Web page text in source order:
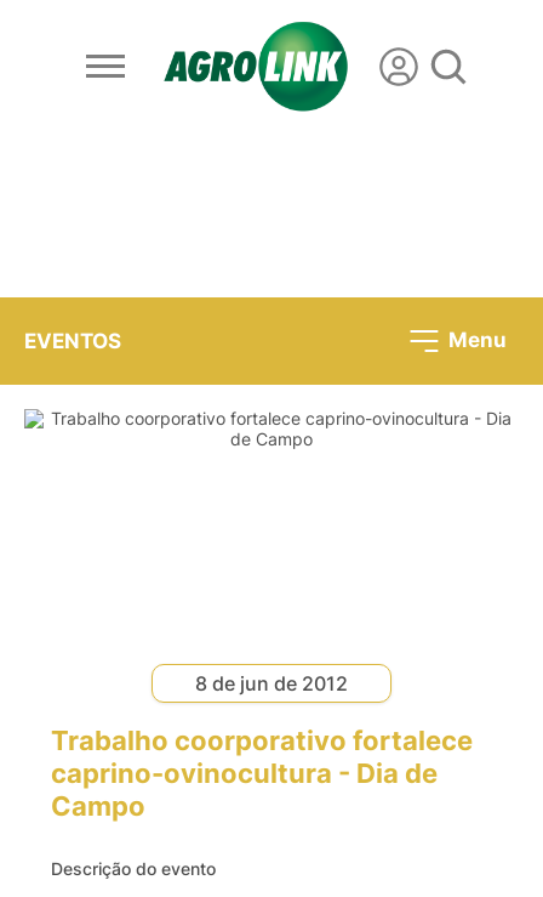
EVENTOS Menu
8 de jun de 2012
Trabalho coorporativo fortalece
caprino-ovinocultura - Dia de
Campo
Descrição do evento